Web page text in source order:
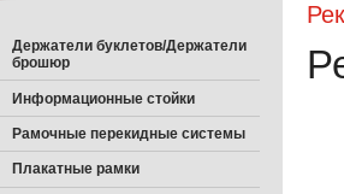
Держатели буклетов/Держатели
брошюр
Информационные стойки
Рамочные перекидные системы
Плакатные рамки